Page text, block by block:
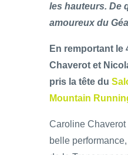
les hauteurs. De
amoureux du
En remportant le
Chaverot et
pris la tête du
Mountain
Caroline
belle